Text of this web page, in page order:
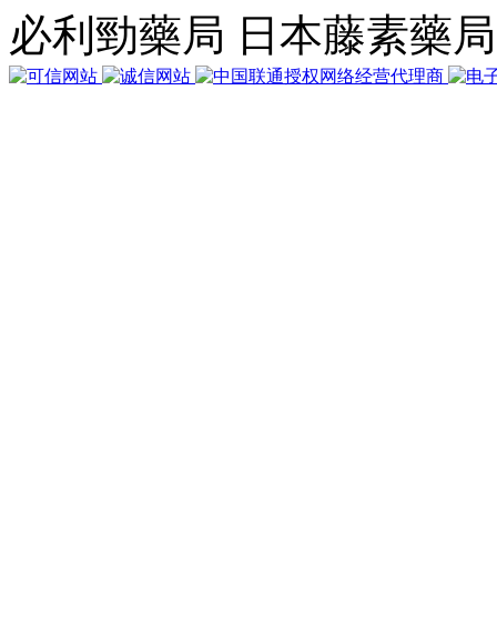
行
35
個
查
必利勁藥局 日本藤素藥